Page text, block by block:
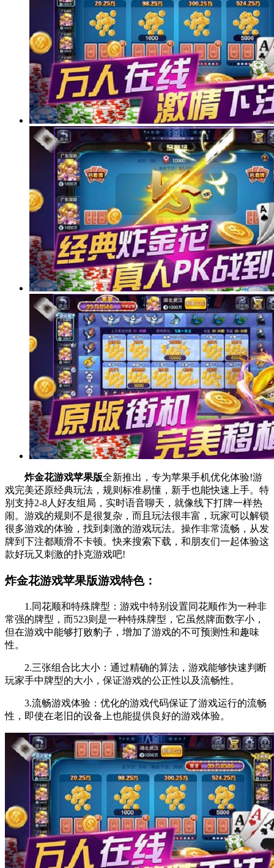
炸金花游戏苹果版全新推出，专为苹果手机优化体验!游
戏完美还原经典玩法，规则标准易懂，新手也能快速上手。特
别支持2-8人好友组局，实时语音聊天，就像线下打牌一样热
闹。游戏的规则不是很复杂，而且玩法很丰富，玩家可以解锁
很多游戏的体验，找到刺激的游戏玩法。操作非常流畅，从发
牌到下注都顺滑不卡顿。快来搜索下载，和朋友们一起体验这
款好玩又刺激的扑克游戏吧!
炸金花游戏苹果版游戏特色：
1.同花顺和特殊牌型：游戏中特别设置同花顺作为一种非
常强的牌型，而523则是一种特殊牌型，它虽然牌面数字小，
但在游戏中能够打败豹子，增加了游戏的不可预测性和趣味
性。
2.三张组合比大小：通过精确的算法，游戏能够快速判断
玩家手中牌型的大小，保证游戏的公正性以及流畅性。
3.流畅游戏体验：优化的游戏代码保证了游戏运行的流畅
性，即使在老旧的设备上也能提供良好的游戏体验。